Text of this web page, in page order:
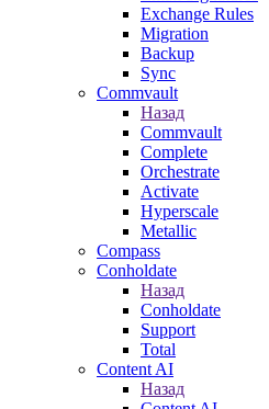
Exchange Rules
Migration
Backup
Sync
Commvault
Назад
Commvault
Complete
Orchestrate
Activate
Hyperscale
Metallic
Compass
Conholdate
Назад
Conholdate
Support
Total
Content AI
Назад